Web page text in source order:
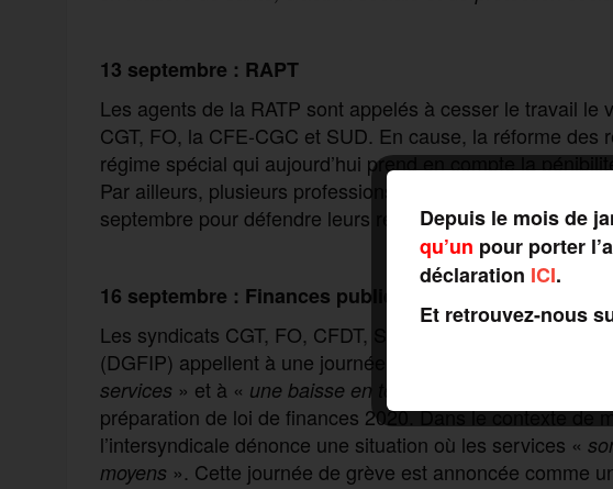
13 septembre : RAPT
Les agents de la RATP sont appelés à cesser le travail le
CGT, FO, la CFE-CGC et SUD. En cause, la réforme
régime spécial qui aujourd’hui prend en compte la
Par ailleurs, plusieurs professions libérales (avocats,
septembre pour défendre leurs régimes particuliers.
16 septembre : Finances publiques
Les syndicats CGT, FO, CFDT, Solidaires et CFTC de la
(DGFIP) appellent à une journée nationale de grève pour
services » et à « une baisse en termes de moyens
préparation de loi de finances 2020. Dans le contexte
l’intersyndicale dénonce une situation où les services «
moyens ». Cette journée de grève est annoncée comme
Depuis le mois de
qu’un pour porter
déclaration ICI.
Et retrouvez-nous